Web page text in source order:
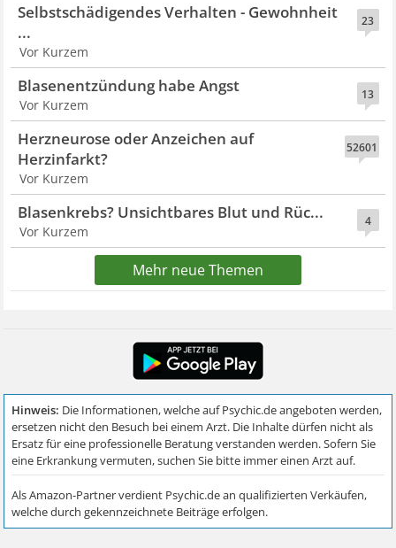
23
Selbstschädigendes Verhalten - Gewohnheit
...
Vor Kurzem
13
Blasenentzündung habe Angst
Vor Kurzem
52601
Herzneurose oder Anzeichen auf
Herzinfarkt?
Vor Kurzem
4
Blasenkrebs? Unsichtbares Blut und Rüc...
Vor Kurzem
Mehr neue Themen